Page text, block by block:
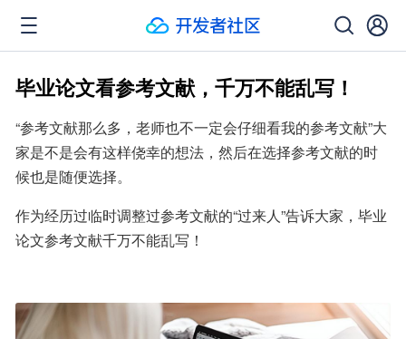
毕业论文看参考文献，千万不能乱写！
“参考文献那么多，老师也不一定会仔细看我的参考文献”大
家是不是会有这样侥幸的想法，然后在选择参考文献的时
候也是随便选择。
作为经历过临时调整过参考文献的“过来人”告诉大家，毕业
论文参考文献千万不能乱写！